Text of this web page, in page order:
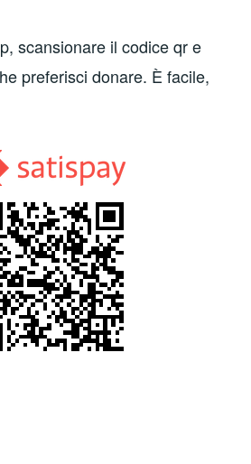
scansionare il codice qr e
preferisci donare. È facile,